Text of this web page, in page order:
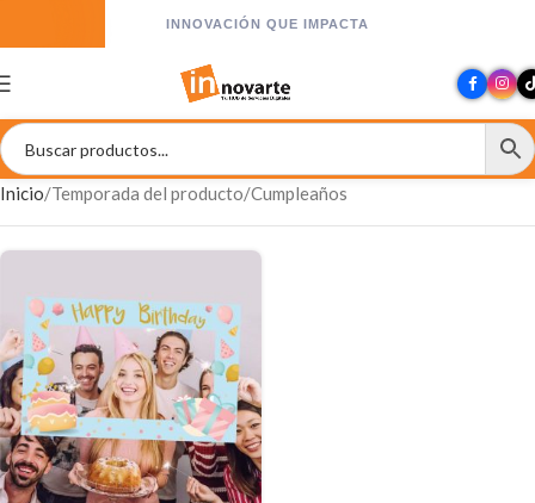
INNOVACIÓN QUE IMPACTA
Inicio Temporada del producto Cumpleaños